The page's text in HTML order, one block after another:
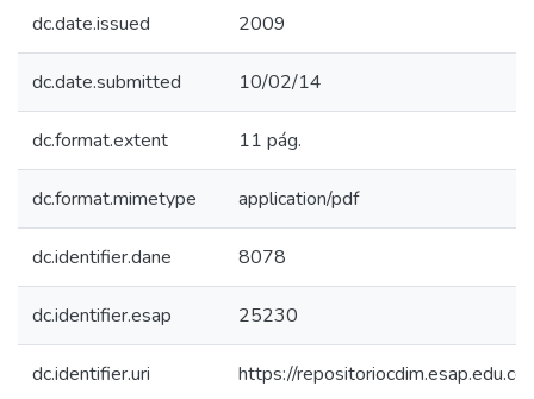
dc.date.issued 2009
dc.date.submitted 10/02/14
dc.format.extent 11 pág.
dc.format.mimetype application/pdf
dc.identifier.dane 8078
dc.identifier.esap 25230
dc.identifier.uri https://